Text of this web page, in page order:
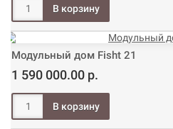
Модульный дом Fisht 21
1 590 000.00 р.